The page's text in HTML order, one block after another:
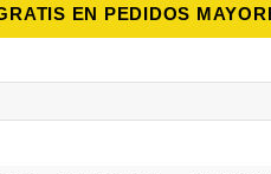
EN PEDIDOS